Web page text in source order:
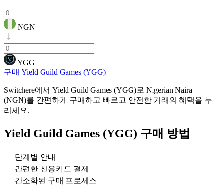
NGN
YGG
구매 Yield Guild Games (YGG)
Switchere에서 Yield Guild Games (YGG)로 Nigerian Naira
(NGN)를 간편하게 구매하고 빠르고 안전한 거래의 혜택을 누
리세요.
Yield Guild Games (YGG) 구매 방법
단계별 안내
간편한 신용카드 결제
간소화된 구매 프로세스